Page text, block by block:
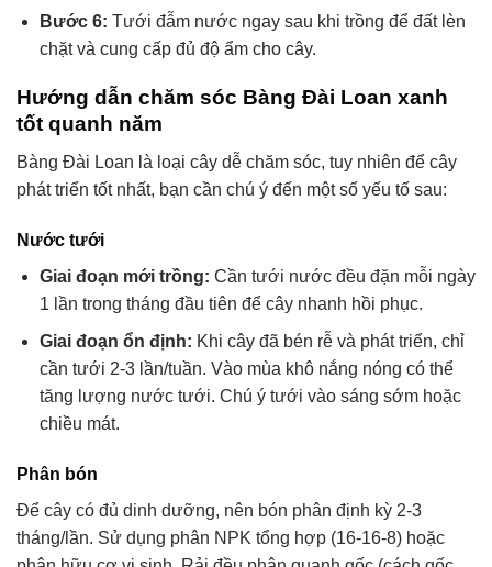
Bước 6: Tưới đẫm nước ngay sau khi trồng để đất lèn
chặt và cung cấp đủ độ ẩm cho cây.
Hướng dẫn chăm sóc Bàng Đài Loan xanh
tốt quanh năm
Bàng Đài Loan là loại cây dễ chăm sóc, tuy nhiên để cây
phát triển tốt nhất, bạn cần chú ý đến một số yếu tố sau:
Nước tưới
Giai đoạn mới trồng: Cần tưới nước đều đặn mỗi ngày
1 lần trong tháng đầu tiên để cây nhanh hồi phục.
Giai đoạn ổn định: Khi cây đã bén rễ và phát triển, chỉ
cần tưới 2-3 lần/tuần. Vào mùa khô nắng nóng có thể
tăng lượng nước tưới. Chú ý tưới vào sáng sớm hoặc
chiều mát.
Phân bón
Để cây có đủ dinh dưỡng, nên bón phân định kỳ 2-3
tháng/lần. Sử dụng phân NPK tổng hợp (16-16-8) hoặc